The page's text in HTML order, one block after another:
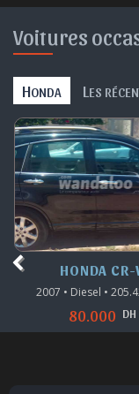
Voitures
HONDA L ES
HONDA CR-
2007 • Diesel •
80.000 DH